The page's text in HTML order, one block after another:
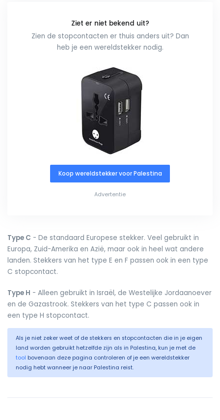
Ziet er niet bekend uit?
Zien de stopcontacten er thuis anders uit? Dan
heb je een wereldstekker nodig.
Koop wereldstekker voor Palestina
Advertentie
Type C - De standaard Europese stekker. Veel gebruikt in
Europa, Zuid-Amerika en Azië, maar ook in heel wat andere
landen. Stekkers van het type E en F passen ook in een type
C stopcontact.
Type H - Alleen gebruikt in Israël, de Westelijke Jordaanoever
en de Gazastrook. Stekkers van het type C passen ook in
een type H stopcontact.
Als je niet zeker weet of de stekkers en stopcontacten die in je eigen
land worden gebruikt hetzelfde zijn als in Palestina, kun je met de
tool bovenaan deze pagina controleren of je een wereldstekker
nodig hebt wanneer je naar Palestina reist.